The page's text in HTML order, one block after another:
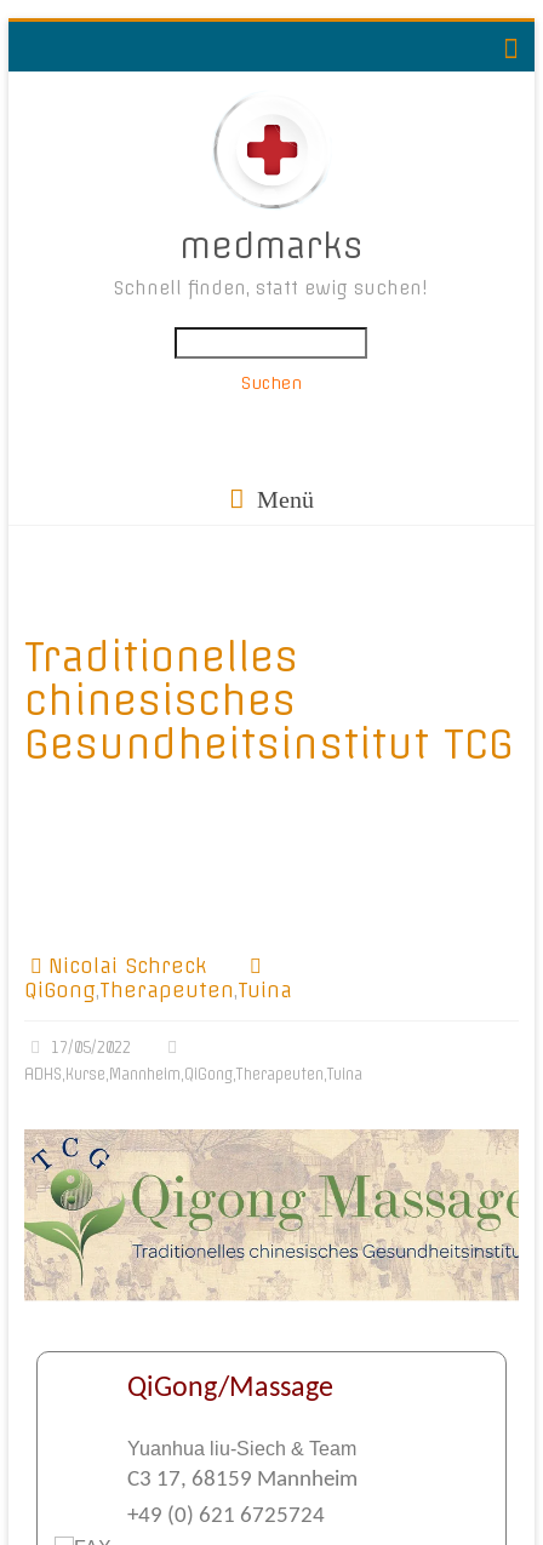
medmarks
Schnell finden, statt ewig suchen!
Suchen
Menü
Traditionelles
chinesisches
Gesundheitsinstitut TCG
Nicolai Schreck
QiGong,Therapeuten,Tuina
17/05/2022
ADHS, Kurse, Mannheim,QiGong,Therapeuten,Tuina
QiGong/Massage
Yuanhua liu-Siech & Team
C3 17, 68159 Mannheim
+49 (0) 621 6725724